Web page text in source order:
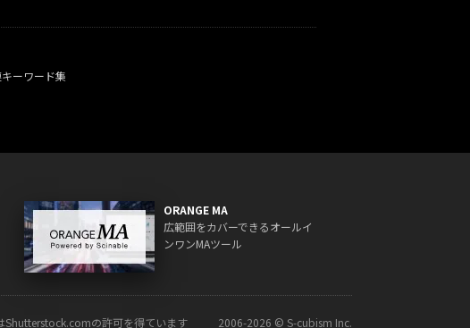
ーワード集
ORANGE MA
広範囲をカバーできるオールイ
ンワンMAツール
Shutterstock.comの許可を得ています 2006‑2026 © S‑cubism Inc.